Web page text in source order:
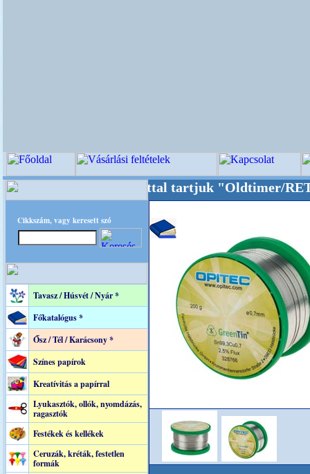
Cikkszám, vagy keresett szó
Tavasz / Húsvét / Nyár *
Főkatalógus *
Ősz / Tél / Karácsony *
Színes papírok
Kreatívitás a papírral
Lyukasztók, ollók, nyomdázás,
ragasztók
Festékek és kellékek
Ceruzák, kréták, festetlen
formák
akarattal tartjuk "Oldtimer/RETRO"